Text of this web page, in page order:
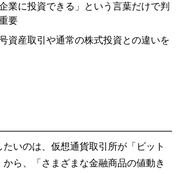
業に投資できる」という言葉だけで判
要
資産取引や通常の株式投資との違いを
いのは、仮想通貨取引所が「ビット
から、「さまざまな金融商品の値動き